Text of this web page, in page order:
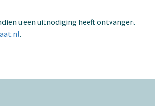
u een uitnodiging heeft ontvangen.
.